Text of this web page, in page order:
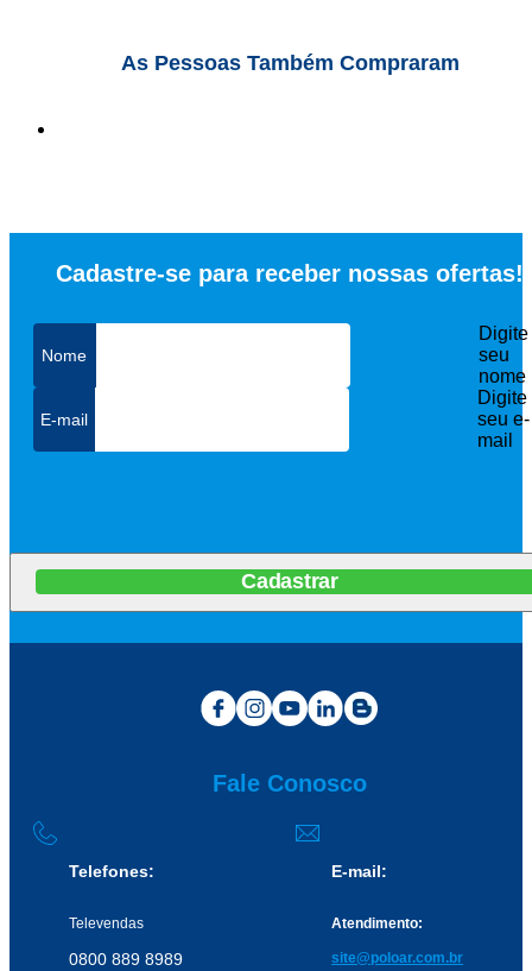
As Pessoas Também Compraram
Cadastre-se para receber nossas ofertas!
Digite
seu
nome
Digite
seu e-
mail
Cadastrar
Fale Conosco
Telefones:
Televendas
0800 889 8989
E-mail:
Atendimento:
site@poloar.com.br